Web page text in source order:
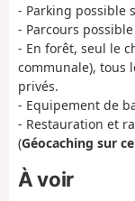
- Parking possible
- Parcours
- En forêt, seul le
communale), tous
privés.
- Equipement de
- Restauration et
(Géocaching sur
À voir